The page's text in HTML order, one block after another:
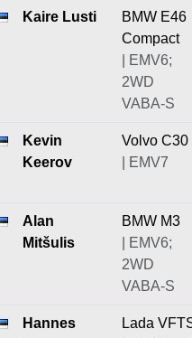
Kaire Lusti
BMW E46
Compact
| EMV6;
2WD
VABA-S
Kevin
Keerov
Volvo C30
| EMV7
Alan
Mitšulis
BMW M3
| EMV6;
2WD
VABA-S
Hannes
Lada